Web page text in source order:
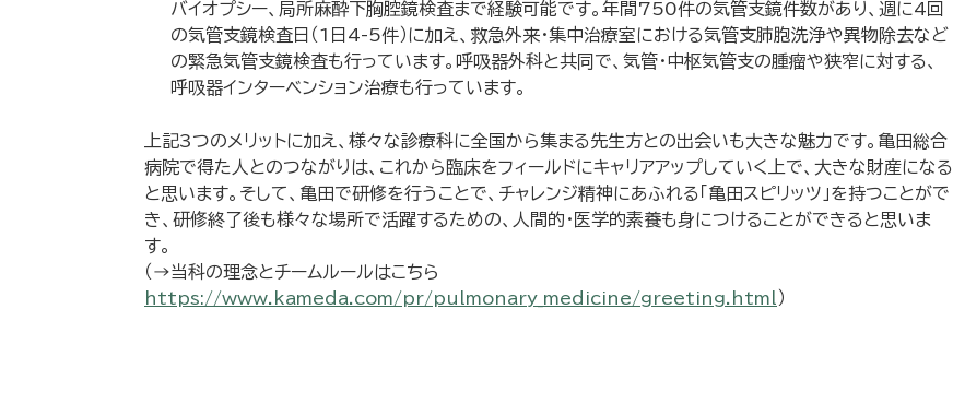
バイオプシー、局所麻酔下胸腔鏡検査まで経験可能です。年間750件の気管支鏡件数があり、週に4回
の気管支鏡検査日（1日4-5件）に加え、救急外来・集中治療室における気管支肺胞洗浄や異物除去など
の緊急気管支鏡検査も行っています。呼吸器外科と共同で、気管・中枢気管支の腫瘤や狭窄に対する、
呼吸器インターベンション治療も行っています。
上記3つのメリットに加え、様々な診療科に全国から集まる先生方との出会いも大きな魅力です。亀田総合
病院で得た人とのつながりは、これから臨床をフィールドにキャリアアップしていく上で、大きな財産になる
と思います。そして、亀田で研修を行うことで、チャレンジ精神にあふれる「亀田スピリッツ」を持つことがで
き、研修終了後も様々な場所で活躍するための、人間的・医学的素養も身につけることができると思いま
す。
（→当科の理念とチームルールはこちら
https://www.kameda.com/pr/pulmonary_medicine/greeting.html
）